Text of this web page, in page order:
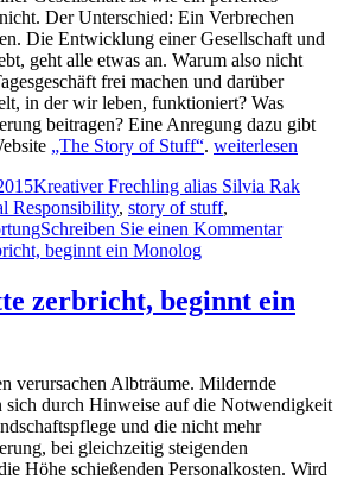
Der Unterschied: Ein Verbrechen
Die Entwicklung einer Gesellschaft und
geht alle etwas an. Warum also nicht
frei machen und darüber
in der wir leben, funktioniert? Was
beitragen? Eine Anregung dazu gibt
„The Story of Stuff“. Ausflug:
Story
of
Stuff
weiterlesen
Autor
Kreativer Frechling alias Silvia Rak
Responsibility, story of stuff,
Schreiben Sie einen Kommentarzu
of
zerbricht, beginnt ein
verursachen Albträume. Mildernde
sich durch Hinweise auf die Notwendigkeit
und die nicht mehr
bei gleichzeitig steigenden
Höhe schießenden Personalkosten. Wird